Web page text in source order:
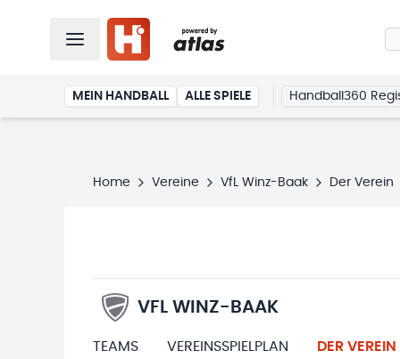
MEIN HANDBALL ALLE SPIELE Handball360
Home Vereine VfL Winz-Baak Der Verein
VFL WINZ-BAAK
TEAMS VEREINSSPIELPLAN DER VEREIN